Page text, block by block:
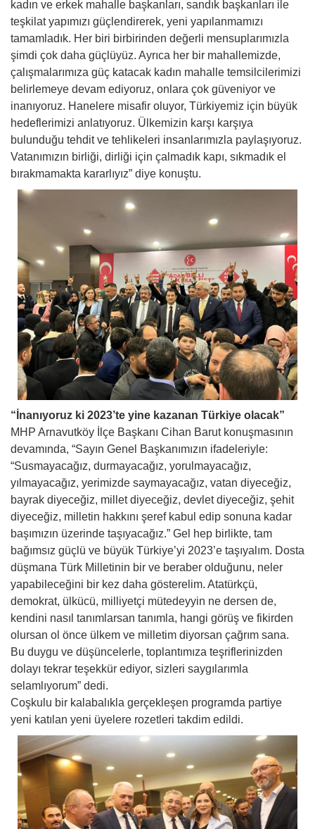
kadın ve erkek mahalle başkanları, sandık başkanları ile
teşkilat yapımızı güçlendirerek, yeni yapılanmamızı
tamamladık. Her biri birbirinden değerli mensuplarımızla
şimdi çok daha güçlüyüz. Ayrıca her bir mahallemizde,
çalışmalarımıza güç katacak kadın mahalle temsilcilerimizi
belirlemeye devam ediyoruz, onlara çok güveniyor ve
inanıyoruz. Hanelere misafir oluyor, Türkiyemiz için büyük
hedeflerimizi anlatıyoruz. Ülkemizin karşı karşıya
bulunduğu tehdit ve tehlikeleri insanlarımızla paylaşıyoruz.
Vatanımızın birliği, dirliği için çalmadık kapı, sıkmadık el
bırakmamakta kararlıyız” diye konuştu.
“İnanıyoruz ki 2023’te yine kazanan Türkiye olacak”
MHP Arnavutköy İlçe Başkanı Cihan Barut konuşmasının
devamında, “Sayın Genel Başkanımızın ifadeleriyle:
“Susmayacağız, durmayacağız, yorulmayacağız,
yılmayacağız, yerimizde saymayacağız, vatan diyeceğiz,
bayrak diyeceğiz, millet diyeceğiz, devlet diyeceğiz, şehit
diyeceğiz, milletin hakkını şeref kabul edip sonuna kadar
başımızın üzerinde taşıyacağız.” Gel hep birlikte, tam
bağımsız güçlü ve büyük Türkiye’yi 2023’e taşıyalım. Dosta
düşmana Türk Milletinin bir ve beraber olduğunu, neler
yapabileceğini bir kez daha gösterelim. Atatürkçü,
demokrat, ülkücü, milliyetçi mütedeyyin ne dersen de,
kendini nasıl tanımlarsan tanımla, hangi görüş ve fikirden
olursan ol önce ülkem ve milletim diyorsan çağrım sana.
Bu duygu ve düşüncelerle, toplantımıza teşriflerinizden
dolayı tekrar teşekkür ediyor, sizleri saygılarımla
selamlıyorum” dedi.
Coşkulu bir kalabalıkla gerçekleşen programda partiye
yeni katılan yeni üyelere rozetleri takdim edildi.